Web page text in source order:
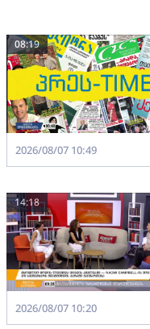
08:19
2026/08/07 10:49
14:18
2026/08/07 10:20